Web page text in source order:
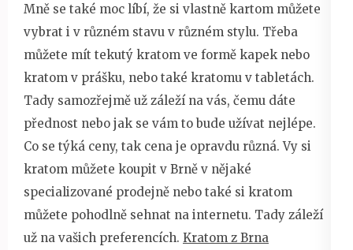
Mně se také moc líbí, že si vlastně kartom můžete
vybrat i v různém stavu v různém stylu. Třeba
můžete mít tekutý kratom ve formě kapek nebo
kratom v prášku, nebo také kratomu v tabletách.
Tady samozřejmě už záleží na vás, čemu dáte
přednost nebo jak se vám to bude užívat nejlépe.
Co se týká ceny, tak cena je opravdu různá. Vy si
kratom můžete koupit v Brně v nějaké
specializované prodejně nebo také si kratom
můžete pohodlně sehnat na internetu. Tady záleží
už na vašich preferencích. Kratom z Brna